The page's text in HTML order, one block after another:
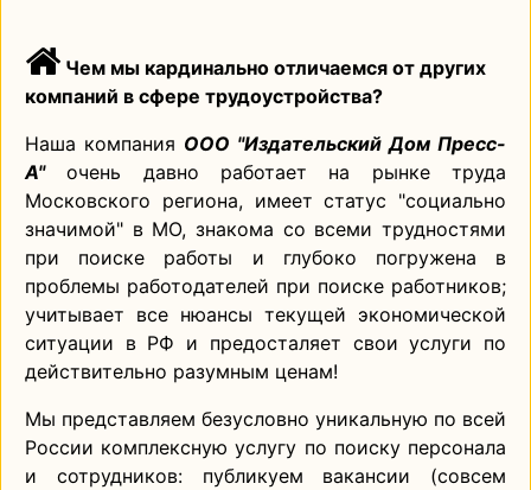
Чем мы кардинально отличаемся от других
компаний в сфере трудоустройства?
Наша компания ООО "Издательский Дом Пресс-
А"очень давно работает на рынке труда
Московского региона, имеет статус "социально
значимой" в МО, знакома со всеми трудностями
при поиске работы и глубоко погружена в
проблемы работодателей при поиске работников;
учитывает все нюансы текущей экономической
ситуации в РФ и предосталяет свои услуги по
действительно разумным ценам!
Мы представляем безусловно уникальную по всей
России комплексную услугу по поиску персонала
и сотрудников: публикуем вакансии (совсем